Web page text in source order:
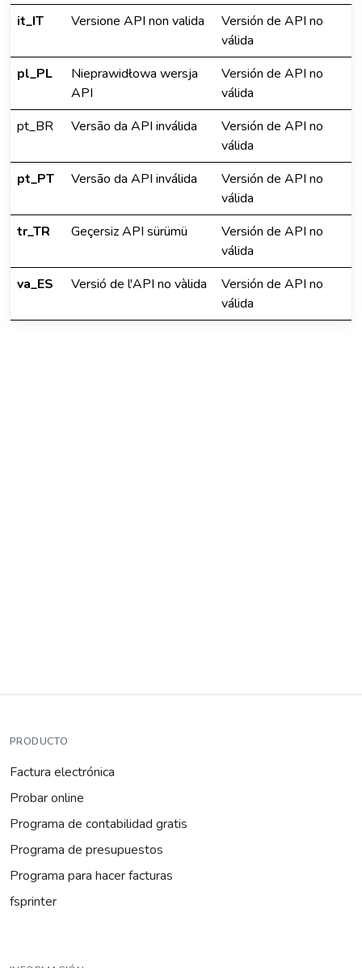
it_IT
Versione API non valida
Versión de API no
válida
pl_PL
Nieprawidłowa wersja
API
Versión de API no
válida
pt_BR
Versão da API inválida
Versión de API no
válida
pt_PT
Versão da API inválida
Versión de API no
válida
tr_TR
Geçersiz API sürümü
Versión de API no
válida
va_ES
Versió de l'API no vàlida
Versión de API no
válida
PRODUCTO
Factura electrónica
Probar online
Programa de contabilidad gratis
Programa de presupuestos
Programa para hacer facturas
fsprinter